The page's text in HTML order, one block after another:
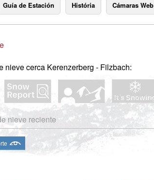
Guía de Estación História Cámaras Web
nieve cerca Kerenzerberg - Filzbach:
nieve reciente